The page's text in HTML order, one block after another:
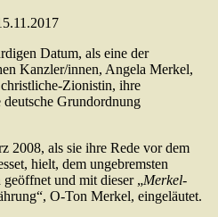
Datum, als eine der
Kanzler/innen, Angela Merkel,
Zionistin, ihre
deutsche Grundordnung
2008, als sie ihre Rede vor dem
hielt, dem ungebremsten
und mit dieser „Merkel-
O-Ton Merkel, eingeläutet.